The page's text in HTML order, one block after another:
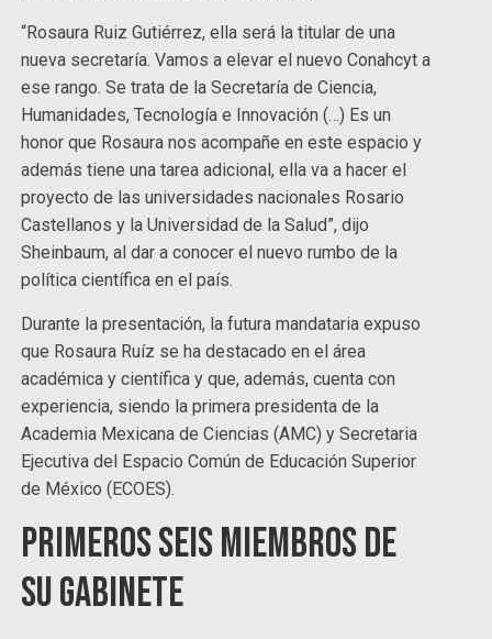
“Rosaura Ruiz Gutiérrez, ella será la titular de una
nueva secretaría. Vamos a elevar el nuevo Conahcyt a
ese rango. Se trata de la Secretaría de Ciencia,
Humanidades, Tecnología e Innovación (…) Es un
honor que Rosaura nos acompañe en este espacio y
además tiene una tarea adicional, ella va a hacer el
proyecto de las universidades nacionales Rosario
Castellanos y la Universidad de la Salud”, dijo
Sheinbaum, al dar a conocer el nuevo rumbo de la
política científica en el país.
Durante la presentación, la futura mandataria expuso
que Rosaura Ruíz se ha destacado en el área
académica y científica y que, además, cuenta con
experiencia, siendo la primera presidenta de la
Academia Mexicana de Ciencias (AMC) y Secretaria
Ejecutiva del Espacio Común de Educación Superior
de México (ECOES).
Primeros seis miembros de
su gabinete